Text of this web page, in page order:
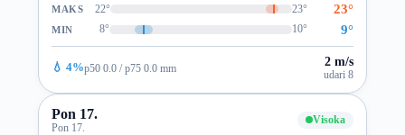
MAKS 22° 23° 23°
MIN 8° 10° 9°
💧 4%p50 0.0 / p75 0.0 mm 2 m/s
udari 8
Pon 17.
Pon 17.
Visoka